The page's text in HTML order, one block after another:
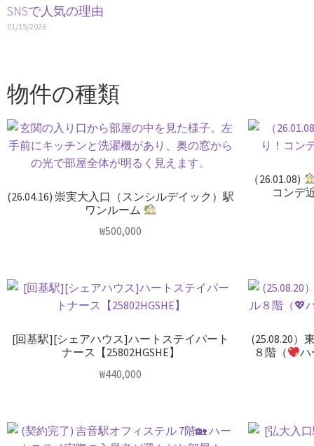
SNSで人気の理由
01/15/2026
物件の種類
(26.04.16) 崇実大入口（スンシルデイック）駅
ワンルーム
₩500,000
（26.01.08)
コンデ
[回基駅][シェアハウス]ハートステイパート
ナース【25802HGSHE】
₩440,000
(25.08.20）
８階（
ハ